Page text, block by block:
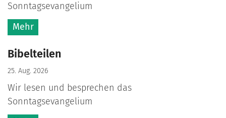
Sonntagsevangelium
Mehr
Bibelteilen
25. Aug. 2026
Wir lesen und besprechen das
Sonntagsevangelium